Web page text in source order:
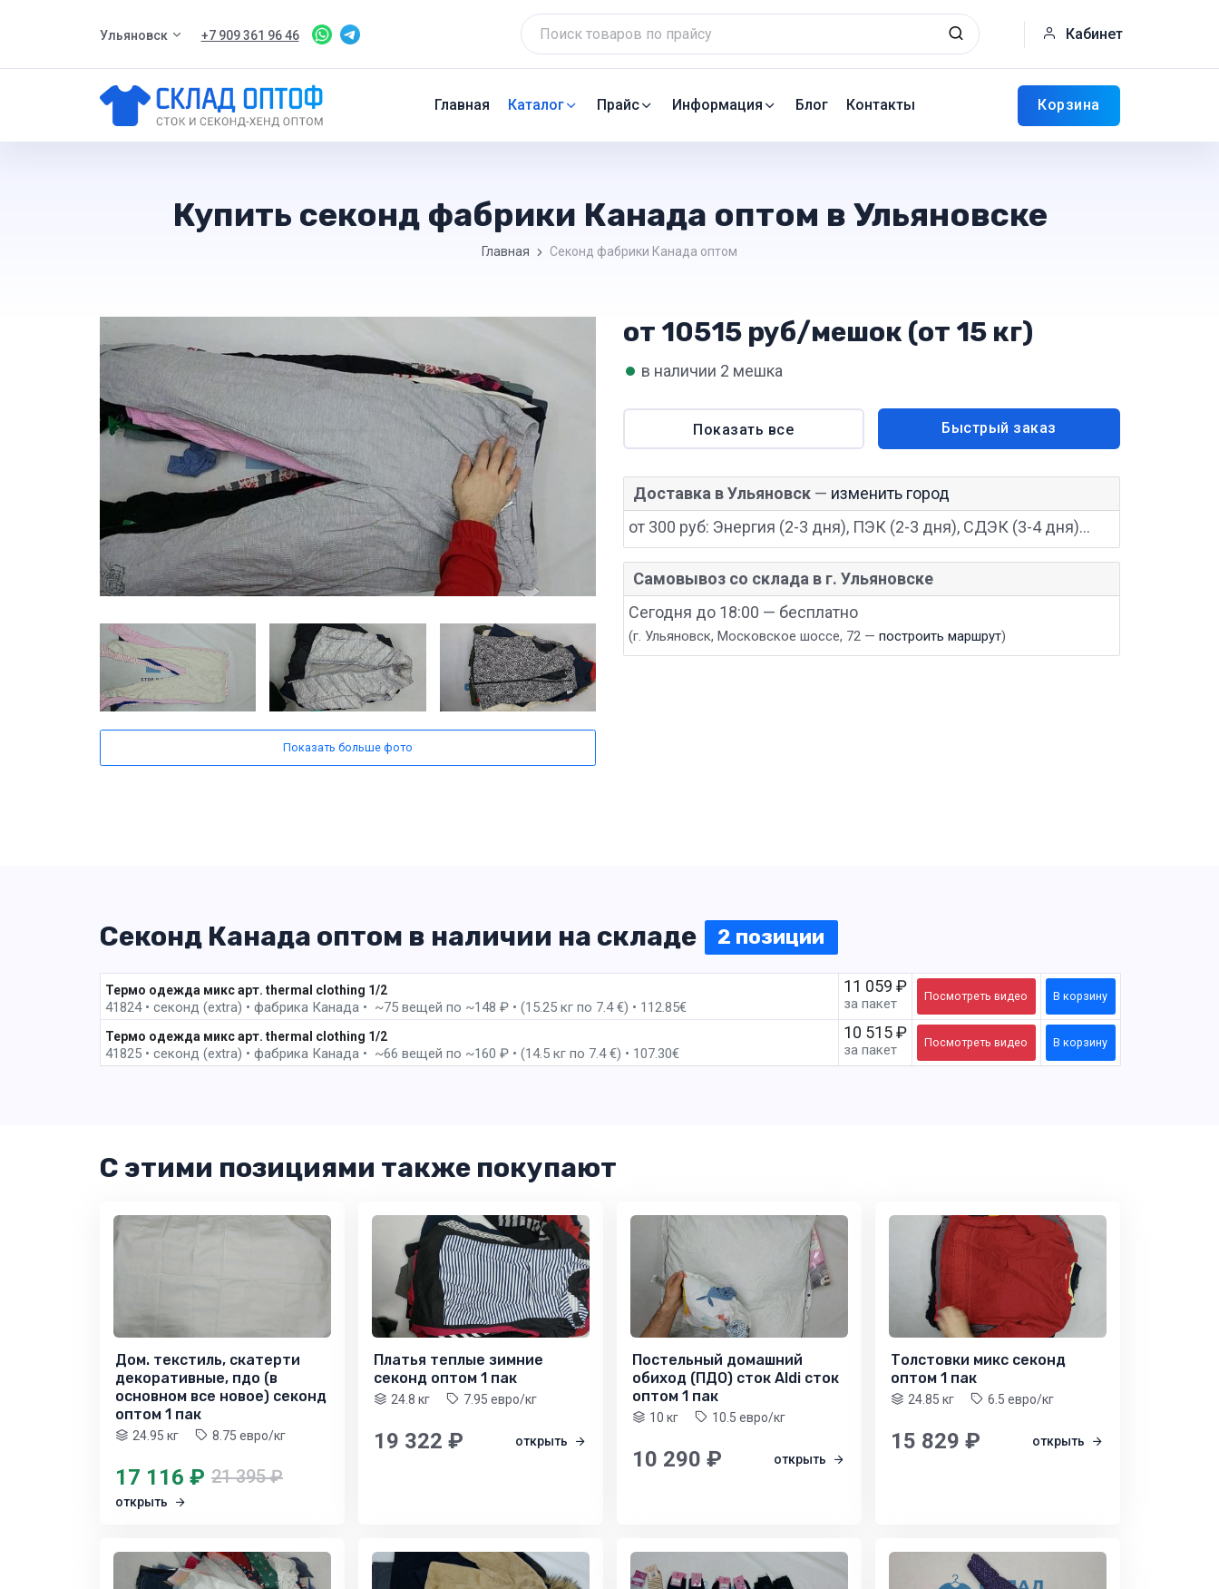
Ульяновск +7 909 361 96 46 Кабинет
Главная Каталог Прайс Информация Блог Контакты Корзина
Купить секонд фабрики Канада оптом в Ульяновске
Главная Секонд фабрики Канада оптом
Показать больше фото
от 10515 руб/мешок (от 15 кг)
• в наличии 2 мешка
Показать все Быстрый заказ
Доставка в Ульяновск — изменить город
от 300 руб: Энергия (2-3 дня), ПЭК (2-3 дня), СДЭК (3-4 дня)...
Самовывоз со склада в г. Ульяновске
Сегодня до 18:00 — бесплатно
(г. Ульяновск, Московское шоссе, 72 — построить маршрут)
Секонд Канада оптом в наличии на складе 2 позиции
Термо одежда микс арт. thermal clothing 1/2
41824 • секонд (extra) • фабрика Канада • ~75 вещей по ~148 ₽ • (15.25 кг по 7.4 €) • 112.85€
11 059 ₽
за пакет Посмотреть видео В корзину
Термо одежда микс арт. thermal clothing 1/2
41825 • секонд (extra) • фабрика Канада • ~66 вещей по ~160 ₽ • (14.5 кг по 7.4 €) • 107.30€
10 515 ₽
за пакет Посмотреть видео В корзину
С этими позициями также покупают
Дом. текстиль, скатерти
декоративные, пдо (в
основном все новое) секонд
оптом 1 пак
24.95 кг 8.75 евро/кг
17 116 ₽ 21 395 ₽
открыть
Платья теплые зимние
секонд оптом 1 пак
24.8 кг 7.95 евро/кг
19 322 ₽ открыть
Постельный домашний
обиход (ПДО) сток Aldi сток
оптом 1 пак
10 кг 10.5 евро/кг
10 290 ₽ открыть
Толстовки микс секонд
оптом 1 пак
24.85 кг 6.5 евро/кг
15 829 ₽ открыть